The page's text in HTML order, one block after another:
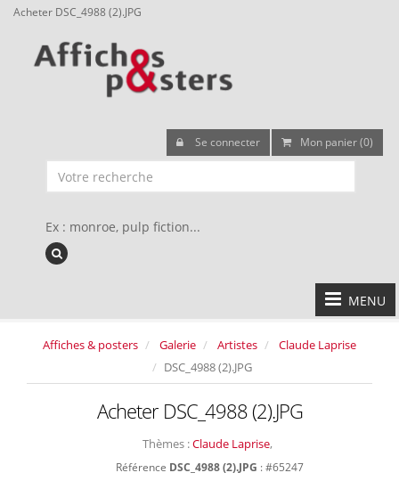
Acheter DSC_4988 (2).JPG
Se connecter Mon panier (0)
Ex : monroe, pulp fiction...
MENU
Affiches & posters Galerie Artistes
Claude Laprise
DSC_4988 (2).JPG
Acheter DSC_4988 (2).JPG
Thèmes :Claude Laprise,
Référence DSC_4988 (2).JPG : #65247